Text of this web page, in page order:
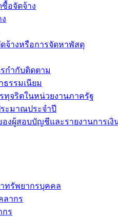
อจัดจ้าง
จ้างหรือการจัดหาพัสดุ
กำกับติดตาม
ธรรมเนียม
ทุจริตในหน่วยงานภาครัฐ
ะมาณประจำปี
งผู้สอบบัญชีและรายงานการเงิ
ทรัพยากรบุคคล
ลากร
กร